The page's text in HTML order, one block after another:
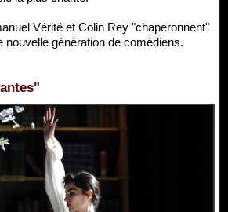
Vérité et Colin Rey "chaperonnent"
nouvelle génération de comédiens.